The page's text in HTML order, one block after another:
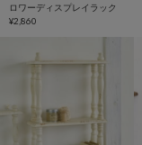
ロワーディスプレイラック
¥2,860